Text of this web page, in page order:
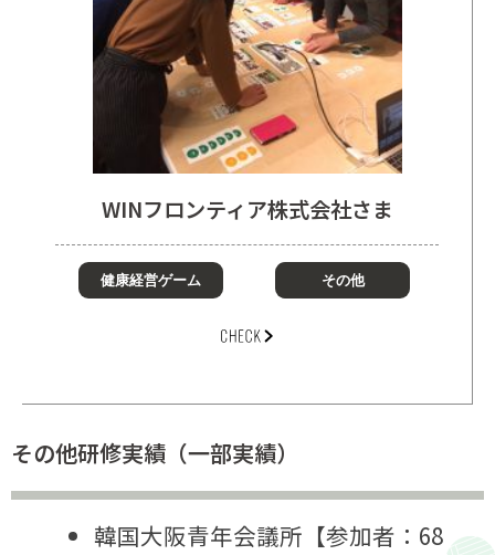
WINフロンティア株式会社さま
健康経営ゲーム その他
その他研修実績（一部実績）
韓国大阪青年会議所【参加者：68